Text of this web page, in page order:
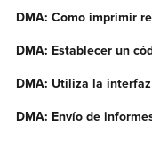
DMA: Como imprimir
DMA: Establecer un
DMA: Utiliza la
DMA: Envío de